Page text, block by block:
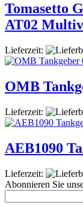
Tomasetto
AT02
Lieferzeit:
OMB
Lieferzeit:
AEB1090
Lieferzeit:
Abonnieren Sie